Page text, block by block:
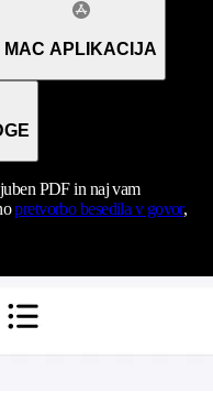
MAC APLIKACIJA
PDF in naj vam
pretvorbo besedila v govor,